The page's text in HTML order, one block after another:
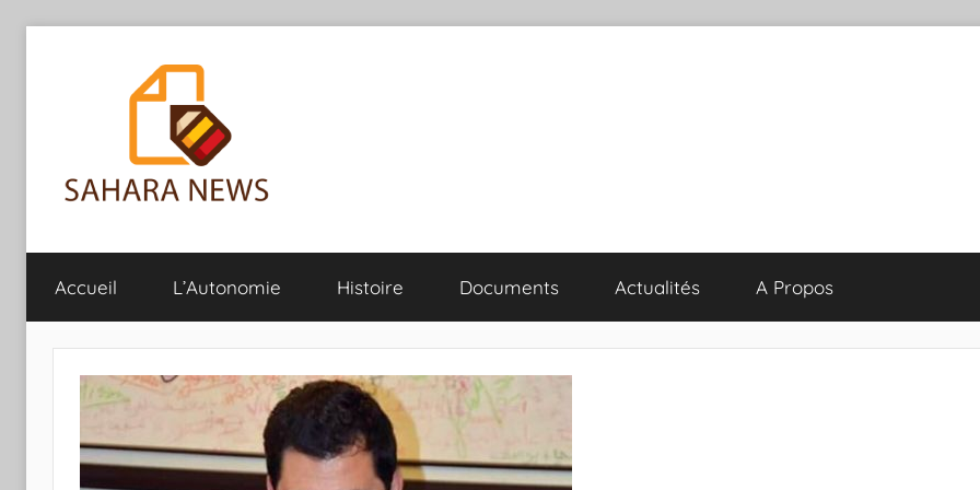
Sahara
News
l'info
sur
révélée
Accueil L’Autonomie Histoire Documents Actualités A Propos